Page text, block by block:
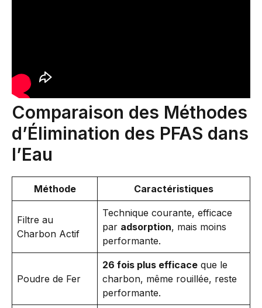
Comparaison des Méthodes
d’Élimination des PFAS dans
l’Eau
Méthode Caractéristiques
Filtre au
Charbon Actif
Technique courante, efficace
par adsorption, mais moins
performante.
Poudre de Fer
26 fois plus efficace que le
charbon, même rouillée, reste
performante.